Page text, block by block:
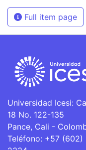
Full item page
Universidad Icesi:
18 No. 122-135
Pance, Cali -
Teléfono: +57 (602)